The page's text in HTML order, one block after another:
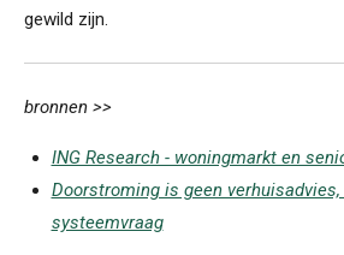
gewild zijn.
bronnen >>
ING Research - woningmarkt en
Doorstroming is geen
systeemvraag